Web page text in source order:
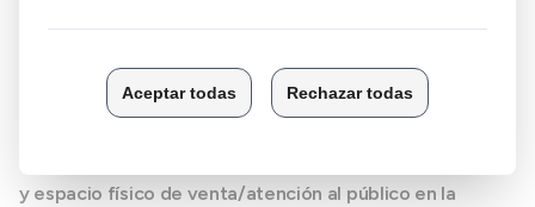
¿Quiénes pueden beneficiarse?
y espacio físico de venta/atención al público en la